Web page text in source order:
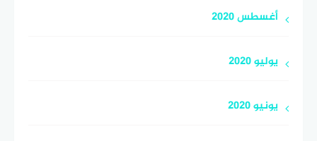
أغسطس 2020
يوليو 2020
يونيو 2020